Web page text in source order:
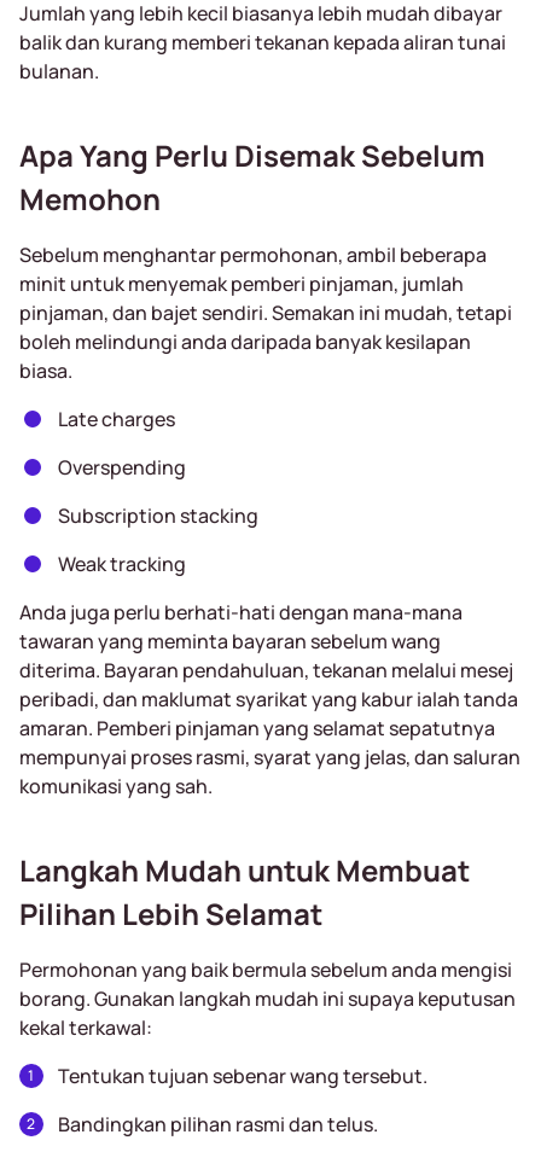
Jumlah yang lebih kecil biasanya lebih mudah dibayar
balik dan kurang memberi tekanan kepada aliran tunai
bulanan.
Apa Yang Perlu Disemak Sebelum
Memohon
Sebelum menghantar permohonan, ambil beberapa
minit untuk menyemak pemberi pinjaman, jumlah
pinjaman, dan bajet sendiri. Semakan ini mudah, tetapi
boleh melindungi anda daripada banyak kesilapan
biasa.
Late charges
Overspending
Subscription stacking
Weak tracking
Anda juga perlu berhati-hati dengan mana-mana
tawaran yang meminta bayaran sebelum wang
diterima. Bayaran pendahuluan, tekanan melalui mesej
peribadi, dan maklumat syarikat yang kabur ialah tanda
amaran. Pemberi pinjaman yang selamat sepatutnya
mempunyai proses rasmi, syarat yang jelas, dan saluran
komunikasi yang sah.
Langkah Mudah untuk Membuat
Pilihan Lebih Selamat
Permohonan yang baik bermula sebelum anda mengisi
borang. Gunakan langkah mudah ini supaya keputusan
kekal terkawal:
Tentukan tujuan sebenar wang tersebut.
Bandingkan pilihan rasmi dan telus.